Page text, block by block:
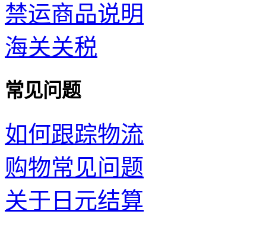
禁运商品说明
海关关税
常见问题
如何跟踪物流
购物常见问题
关于日元结算